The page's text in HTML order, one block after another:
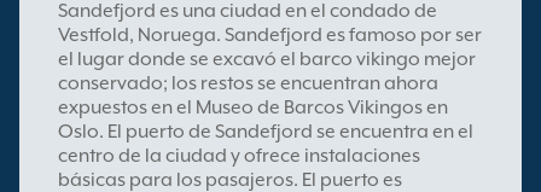
Sandefjord es una ciudad en el condado de
Vestfold, Noruega. Sandefjord es famoso por ser
el lugar donde se excavó el barco vikingo mejor
conservado; los restos se encuentran ahora
expuestos en el Museo de Barcos Vikingos en
Oslo. El puerto de Sandefjord se encuentra en el
centro de la ciudad y ofrece instalaciones
básicas para los pasajeros. El puerto es